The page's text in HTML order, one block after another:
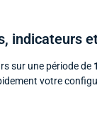
indicateurs
sur une période de
votre